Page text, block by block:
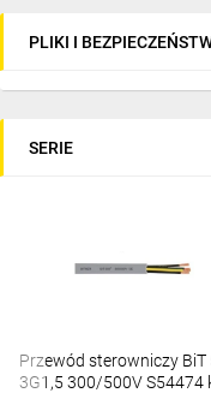
PLIKI I
SERIE
Przewód sterowniczy BiT
3G1,5 300/500V S54474